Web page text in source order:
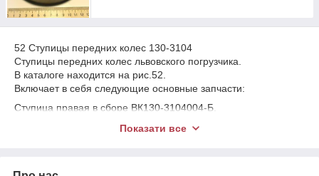
52 Ступицы передних колес 130-3104
Ступицы передних колес львовского погрузчика.
В каталоге находится на рис.52.
Включает в себя следующие основные запчасти:
Ступица правая в сборе ВК130-3104004-Б.
Показати все